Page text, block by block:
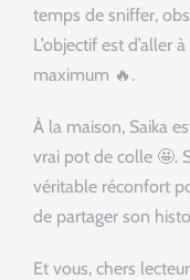
temps de sniffer,
L’objectif est d’aller
maximum 🔥.
À la maison, Saika
vrai pot de colle 🤩.
véritable réconfort
de partager son
Et vous, chers